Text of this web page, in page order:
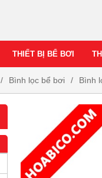
THIẾT BỊ BỂ BƠI
Bình lọc bể bơi Bình